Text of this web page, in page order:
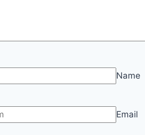
Name
Email